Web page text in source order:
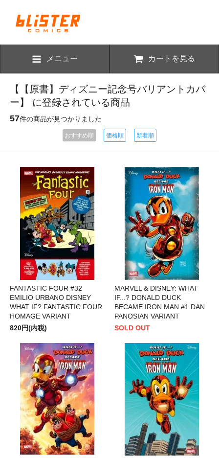
メニュー カートを見る
【【原書】ディズニー記念号バリアントカバ
ー】 に登録されている商品
57件の商品が見つかりました
おすすめ順 価格順 新着順
FANTASTIC FOUR #32
EMILIO URBANO DISNEY
WHAT IF? FANTASTIC FOUR
HOMAGE VARIANT
820円(内税)
MARVEL & DISNEY: WHAT
IF...? DONALD DUCK
BECAME IRON MAN #1 DAN
PANOSIAN VARIANT
SOLD OUT